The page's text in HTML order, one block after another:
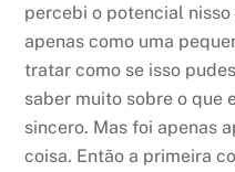
percebi o potencial
apenas como uma
tratar como se isso
saber muito sobre o que
sincero. Mas foi apenas
coisa. Então a primeira